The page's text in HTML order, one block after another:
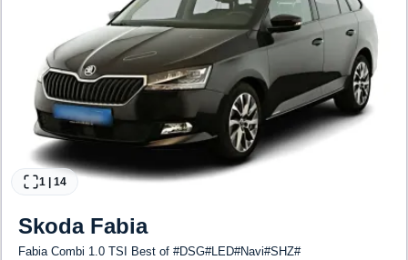
1 14
Skoda Fabia
Fabia Combi 1.0 TSI Best of #DSG#LED#Navi#SHZ#